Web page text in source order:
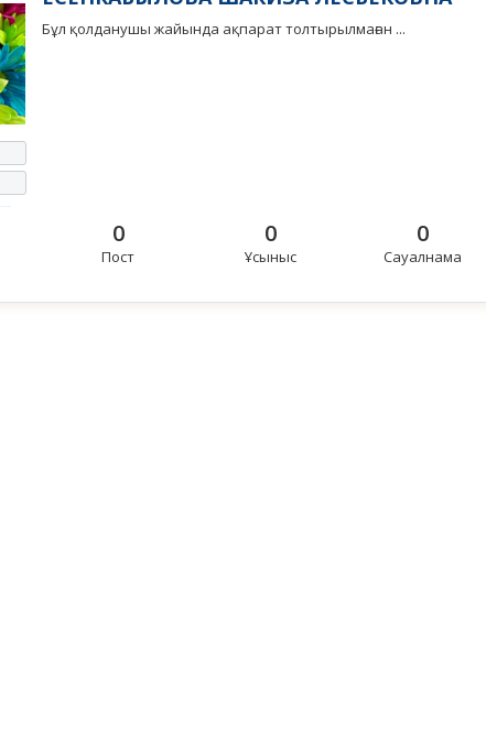
Бұл қолданушы жайында ақпарат толтырылмаған ...
0
Пост
0
Ұсыныс
0
Сауалнама